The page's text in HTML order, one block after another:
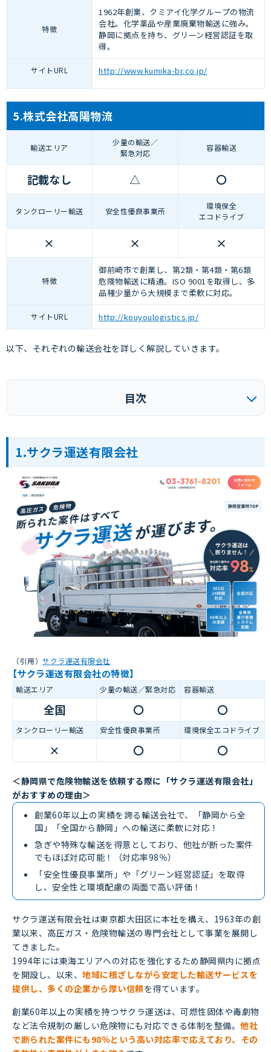
特徴
1962年創業、クミアイ化学グループの物流
会社。化学薬品や産業廃棄物輸送に強み。
静岡に拠点を持ち、グリーン経営認証を取
得。
サイトURL http://www.kumika-br.co.jp/
5.株式会社高陽物流
輸送エリア
少量の輸送／
緊急対応
容器輸送
記載なし △ 〇
タンクローリー輸送 安全性優良事業所
環境保全
エコドライブ
× × ×
特徴
御前崎市で創業し、第2類・第4類・第6類
危険物輸送に精通。ISO 9001を取得し、多
品種少量から大規模まで柔軟に対応。
サイトURL http://kouyoulogistics.jp/
以下、それぞれの輸送会社を詳しく解説していきます。
目次
1.サクラ運送有限会社
（引用） サクラ運送有限会社
【サクラ運送有限会社の特徴】
輸送エリア 少量の輸送／緊急対応 容器輸送
全国 〇 〇
タンクローリー輸送 安全性優良事業所 環境保全エコドライブ
× 〇 〇
＜静岡県で危険物輸送を依頼する際に「サクラ運送有限会社」
がおすすめの理由＞
創業60年以上の実績を誇る輸送会社で、「静岡から全
国」「全国から静岡」への輸送に柔軟に対応！
急ぎや特殊な輸送を得意としており、他社が断った案件
でもほぼ対応可能！（対応率98％）
「安全性優良事業所」や「グリーン経営認証」を取得
し、安全性と環境配慮の両面で高い評価！
サクラ運送有限会社は東京都大田区に本社を構え、1963年の創
業以来、高圧ガス・危険物輸送の専門会社として事業を展開し
てきました。
1994年には東海エリアへの対応を強化するため静岡県内に拠点
を開設し、以来、 地域に根ざしながら安定した輸送サービスを
提供し、多くの企業から厚い信頼を得ています。
創業60年以上の実績を持つサクラ運送は、可燃性固体や毒劇物
など法令規制の厳しい危険物にも対応できる体制を整備。 他社
で断られた案件にも98％という高い対応率で応えており、その